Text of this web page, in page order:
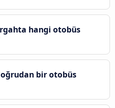
hangi otobüs
bir otobüs